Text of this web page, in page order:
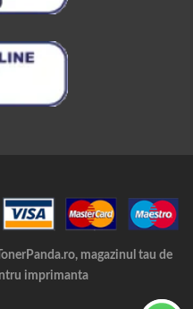
magazinul tau de
imprimanta